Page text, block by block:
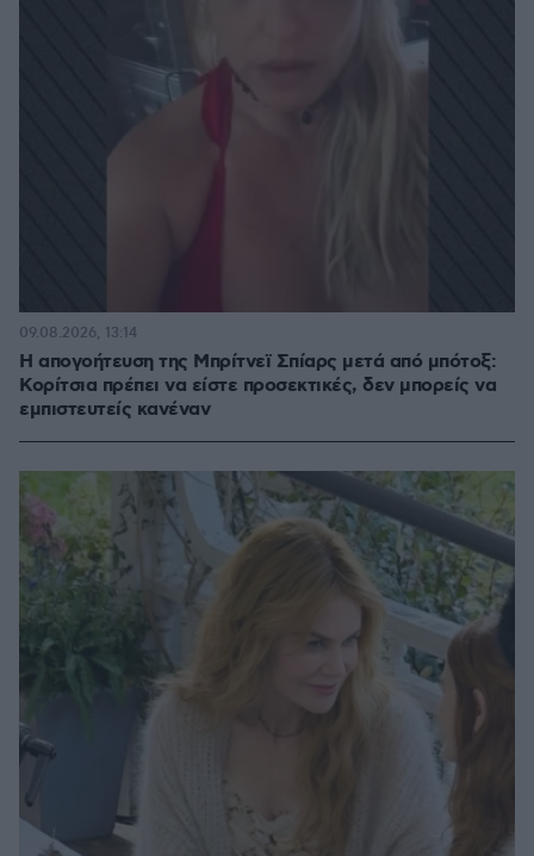
Η απογοήτευση της Μπρίτνεϊ Σπίαρς μετά από μπότοξ:
Κορίτσια πρέπει να είστε προσεκτικές, δεν μπορείς να
εμπιστευτείς κανέναν
09.08.2026, 13:14